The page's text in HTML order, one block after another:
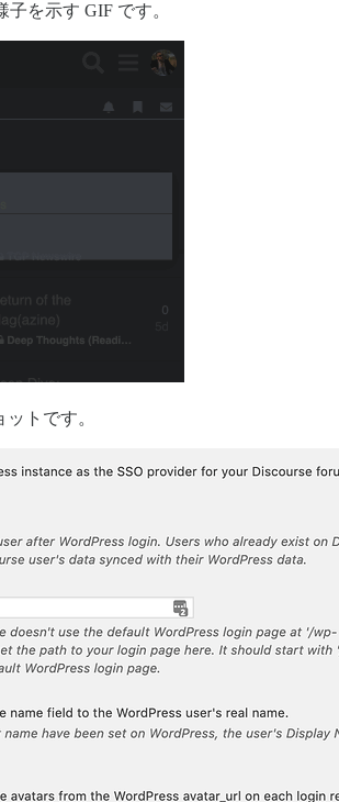
を示す GIF です。
トです。